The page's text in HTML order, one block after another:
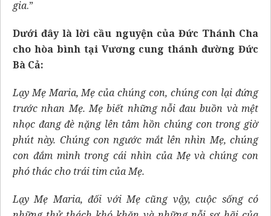
gia.”
Dưới đây là lời cầu nguyện của Đức Thánh Cha
cho hòa bình tại Vương cung thánh đường Đức
Bà Cả:
Lạy Mẹ Maria, Mẹ của chúng con, chúng con lại đứng
trước nhan Mẹ. Mẹ biết những nỗi đau buồn và mệt
nhọc đang đè nặng lên tâm hồn chúng con trong giờ
phút này. Chúng con ngước mắt lên nhìn Mẹ, chúng
con đắm mình trong cái nhìn của Mẹ và chúng con
phó thác cho trái tim của Mẹ.
Lạy Mẹ Maria, đối với Mẹ cũng vậy, cuộc sống có